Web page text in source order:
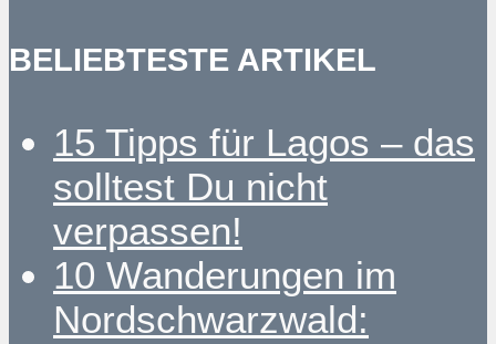
BELIEBTESTE ARTIKEL
15 Tipps für Lagos – das
solltest Du nicht
verpassen!
10 Wanderungen im
Nordschwarzwald: